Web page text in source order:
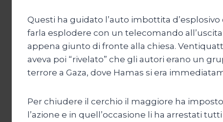
Questi ha guidato l’auto imbottita
farla esplodere con un telecomando
appena giunto di fronte alla chiesa.
aveva poi “rivelato” che gli autori erano un
terrore a Gaza, dove Hamas si era
Per chiudere il cerchio il maggiore ha
l’azione e in quell’occasione li ha arrestati